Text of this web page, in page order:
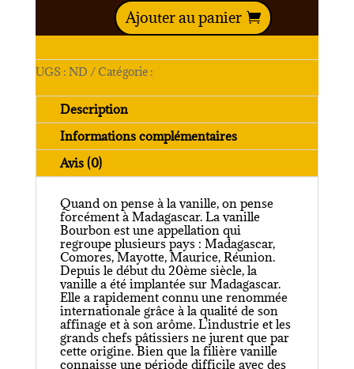
Ajouter au panier
UGS : ND Catégorie :
Description
Informations complémentaires
Avis (0)
Quand on pense à la vanille, on pense
forcément à Madagascar. La vanille
Bourbon est une appellation qui
regroupe plusieurs pays : Madagascar,
Comores, Mayotte, Maurice, Réunion.
Depuis le début du 20ème siècle, la
vanille a été implantée sur Madagascar.
Elle a rapidement connu une renommée
internationale grâce à la qualité de son
affinage et à son arôme. L'industrie et les
grands chefs pâtissiers ne jurent que par
cette origine. Bien que la filière vanille
connaisse une période difficile avec des